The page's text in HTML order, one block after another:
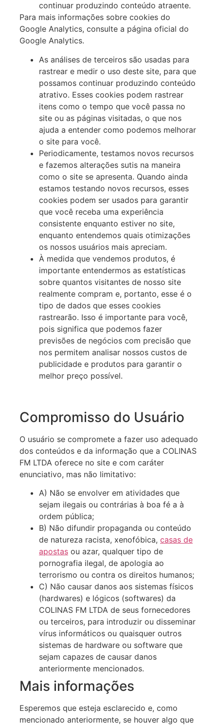
continuar produzindo conteúdo atraente.
Para mais informações sobre cookies do
Google Analytics, consulte a página oficial do
Google Analytics.
As análises de terceiros são usadas para
rastrear e medir o uso deste site, para que
possamos continuar produzindo conteúdo
atrativo. Esses cookies podem rastrear
itens como o tempo que você passa no
site ou as páginas visitadas, o que nos
ajuda a entender como podemos melhorar
o site para você.
Periodicamente, testamos novos recursos
e fazemos alterações sutis na maneira
como o site se apresenta. Quando ainda
estamos testando novos recursos, esses
cookies podem ser usados para garantir
que você receba uma experiência
consistente enquanto estiver no site,
enquanto entendemos quais otimizações
os nossos usuários mais apreciam.
À medida que vendemos produtos, é
importante entendermos as estatísticas
sobre quantos visitantes de nosso site
realmente compram e, portanto, esse é o
tipo de dados que esses cookies
rastrearão. Isso é importante para você,
pois significa que podemos fazer
previsões de negócios com precisão que
nos permitem analisar nossos custos de
publicidade e produtos para garantir o
melhor preço possível.
Compromisso do Usuário
O usuário se compromete a fazer uso adequado
dos conteúdos e da informação que a COLINAS
FM LTDA oferece no site e com caráter
enunciativo, mas não limitativo:
A) Não se envolver em atividades que
sejam ilegais ou contrárias à boa fé a à
ordem pública;
B) Não difundir propaganda ou conteúdo
de natureza racista, xenofóbica, casas de
apostas ou azar, qualquer tipo de
pornografia ilegal, de apologia ao
terrorismo ou contra os direitos humanos;
C) Não causar danos aos sistemas físicos
(hardwares) e lógicos (softwares) da
COLINAS FM LTDA de seus fornecedores
ou terceiros, para introduzir ou disseminar
vírus informáticos ou quaisquer outros
sistemas de hardware ou software que
sejam capazes de causar danos
anteriormente mencionados.
Mais informações
Esperemos que esteja esclarecido e, como
mencionado anteriormente, se houver algo que